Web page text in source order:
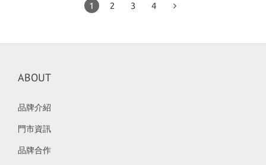
1 2 3 4
ABOUT
品牌介紹
門市資訊
品牌合作